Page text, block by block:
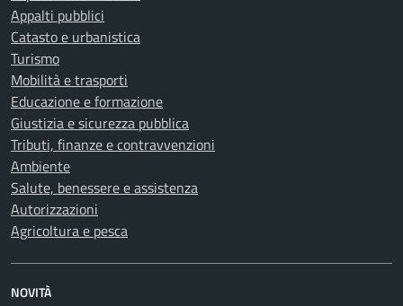
Appalti pubblici
Catasto e urbanistica
Turismo
Mobilità e trasporti
Educazione e formazione
Giustizia e sicurezza pubblica
Tributi, finanze e contravvenzioni
Ambiente
Salute, benessere e assistenza
Autorizzazioni
Agricoltura e pesca
NOVITÀ